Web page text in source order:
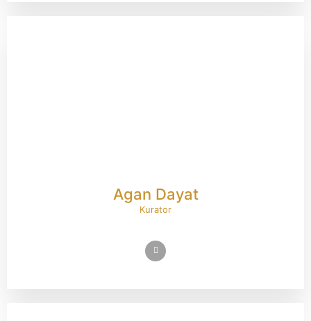
Agan Dayat
Kurator